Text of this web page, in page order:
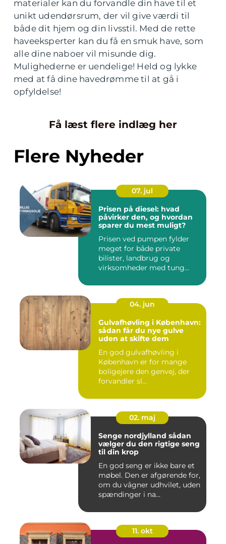
materialer kan du forvandle din have til et
unikt udendørsrum, der vil give værdi til
både dit hjem og din livsstil. Med de rette
haveeksperter kan du få en smuk have, som
alle dine naboer vil misunde dig.
Mulighederne er uendelige! Held og lykke
med at få dine havedrømme til at gå i
opfyldelse!
Få læst flere indlæg her
Flere Nyheder
07. jul
Prisen på diesel: hvad
påvirker den, og hvordan
sparer du mest muligt?
Prisen ved pumpen fylder
meget for både private
bilister, landbrug og
virksomheder med tung
04. jun
Gulvafhøvling i København:
sådan får du nye gulve
uden at skifte dem
En god gulvafhøvling i
København er for mange
boligejere den genvej, der
forvandler sl...
02. maj
Senge nordjylland sådan
vælger du den rigtige seng
til din krop
En god seng er ikke bare et
møbel. Den er afgørende for,
om du vågner udhvilet, uden
spændinger i na...
11. okt